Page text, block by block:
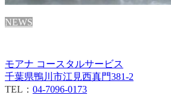
NEWS
モアナ コースタルサービス
千葉県鴨川市江見西真門381-2
TEL： 04-7096-0173